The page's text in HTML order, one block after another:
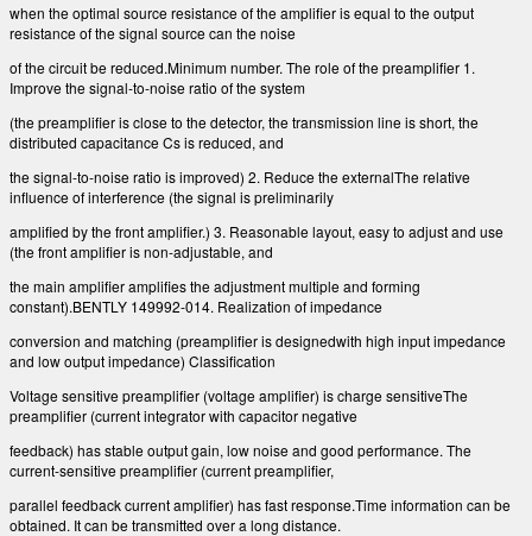
when the optimal source resistance of the amplifier is equal to the output
resistance of the signal source can the noise
of the circuit be reduced.Minimum number. The role of the preamplifier 1.
Improve the signal-to-noise ratio of the system
(the preamplifier is close to the detector, the transmission line is short, the
distributed capacitance Cs is reduced, and
the signal-to-noise ratio is improved) 2. Reduce the externalThe relative
influence of interference (the signal is preliminarily
amplified by the front amplifier.) 3. Reasonable layout, easy to adjust and use
(the front amplifier is non-adjustable, and
the main amplifier amplifies the adjustment multiple and forming
constant).BENTLY 149992-014. Realization of impedance
conversion and matching (preamplifier is designedwith high input impedance
and low output impedance) Classification
Voltage sensitive preamplifier (voltage amplifier) is charge sensitiveThe
preamplifier (current integrator with capacitor negative
feedback) has stable output gain, low noise and good performance. The
current-sensitive preamplifier (current preamplifier,
parallel feedback current amplifier) has fast response.Time information can be
obtained. It can be transmitted over a long distance.